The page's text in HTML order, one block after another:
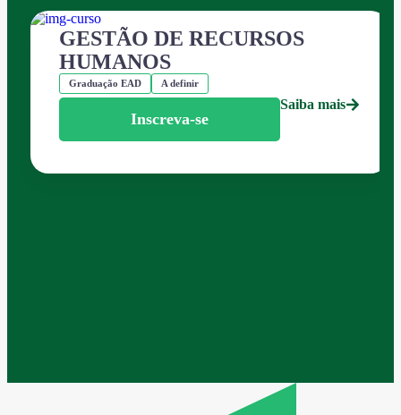
GESTÃO DE RECURSOS
HUMANOS
Graduação EAD A definir
Inscreva-se
Saiba mais